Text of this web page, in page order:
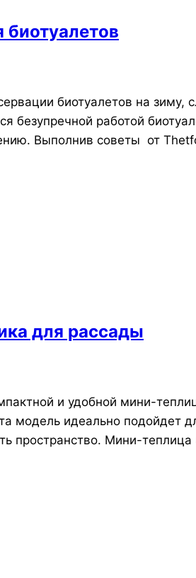
биотуалетов
биотуалетов на зиму,
безупречной работой
Выполнив советы от
для рассады
и удобной мини-
модель идеально подойдет
пространство. Мини-теплица